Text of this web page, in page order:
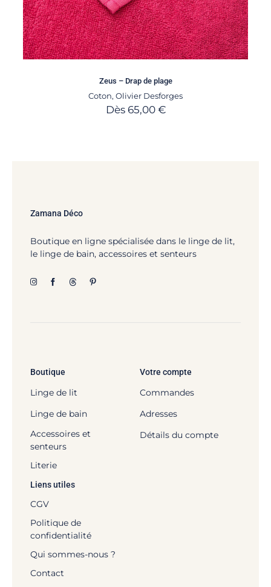
Zeus – Drap de plage
Coton, Olivier Desforges
Dès 65,00 €
Zamana Déco
Boutique en ligne spécialisée dans le linge de lit,
le linge de bain, accessoires et senteurs
Boutique
Linge de lit
Linge de bain
Accessoires et
senteurs
Literie
Votre compte
Commandes
Adresses
Détails du compte
Liens utiles
CGV
Politique de
confidentialité
Qui sommes-nous ?
Contact